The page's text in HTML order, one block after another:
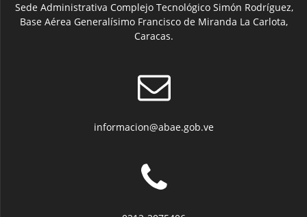
Sede Administrativa Complejo Tecnológico Simón Rodríguez,
Base Aérea Generalísimo Francisco de Miranda La Carlota,
Caracas.
informacion@abae.gob.ve